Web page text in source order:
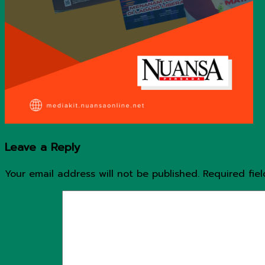
Leave a Reply
Your email address will not be published. Required